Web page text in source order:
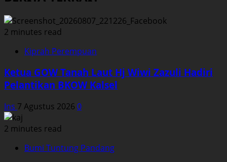
2 minutes read
Kiprah Perempuan
Ketua GOW Tanah Laut Hj Wiwi Zazuli Hadiri
Pelantikan BKOW Kalsel
Ins 7 Agustus 2026 0
2 minutes read
Bumi Tuntung Pandang